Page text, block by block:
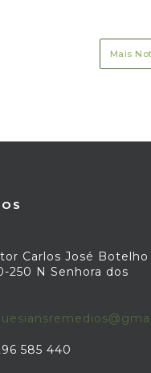
Mais
Carlos José Botelho
250 N Senhora dos
585 440